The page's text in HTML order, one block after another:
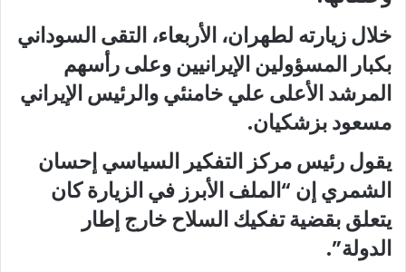
خلال زيارته لطهران، الأربعاء، التقى السوداني
بكبار المسؤولين الإيرانيين وعلى رأسهم
المرشد الأعلى علي خامنئي والرئيس الإيراني
مسعود بزشكيان.
يقول رئيس مركز التفكير السياسي إحسان
الشمري إن “الملف الأبرز في الزيارة كان
يتعلق بقضية تفكيك السلاح خارج إطار
الدولة”.